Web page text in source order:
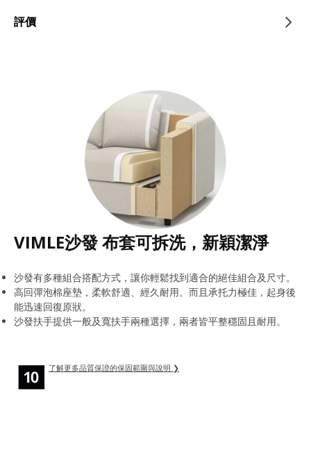
評價
VIMLE沙發 布套可拆洗，新穎潔淨
沙發有多種組合搭配方式，讓你輕鬆找到適合的絕佳組合及尺寸。
高回彈泡棉座墊，柔軟舒適、經久耐用。而且承托力極佳，起身後
能迅速回復原狀。
沙發扶手提供一般及寬扶手兩種選擇，兩者皆平整穩固且耐用。
了解更多品質保證的保固範圍與說明 ❯